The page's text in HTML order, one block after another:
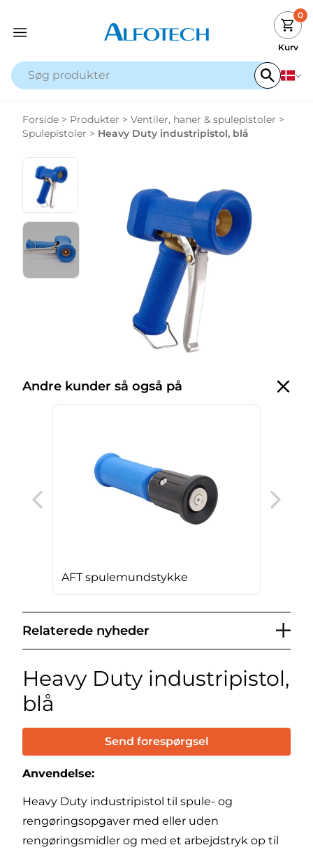
0
Kurv
Forside > Produkter > Ventiler, haner & spulepistoler >
Spulepistoler > Heavy Duty industripistol, blå
Andre kunder så også på
AFT spulemundstykke
Relaterede nyheder
Heavy Duty industripistol,
blå
Send forespørgsel
Anvendelse:
Heavy Duty industripistol til spule- og
rengøringsopgaver med eller uden
rengøringsmidler og med et arbejdstryk op til